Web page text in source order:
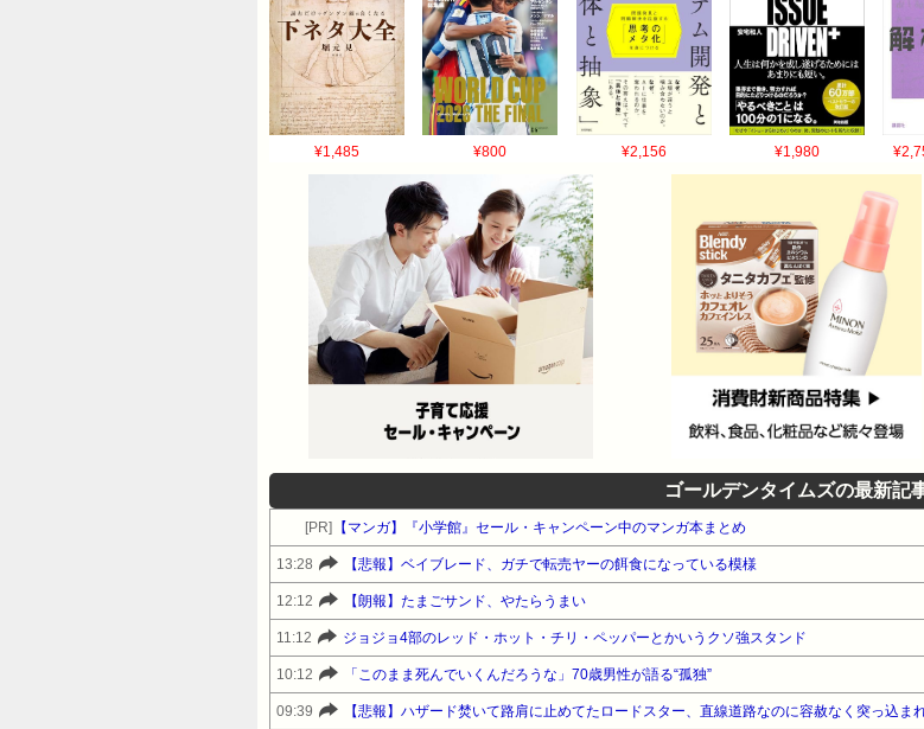
¥1,485 ¥800 ¥2,156 ¥1,980
ゴールデンタイムズの最新記
[PR] 【マンガ】『小学館』セール・キャンペーン中のマンガ本まとめ
13:28 【悲報】ベイブレード、ガチで転売ヤーの餌食になっている模様
12:12 【朗報】たまごサンド、やたらうまい
11:12 ジョジョ4部のレッド・ホット・チリ・ペッパーとかいうクソ強スタンド
10:12 「このまま死んでいくんだろうな」70歳男性が語る“孤独”
09:39 【悲報】ハザード焚いて路肩に止めてたロードスター、直線道路なのに容赦なく突っ込ま